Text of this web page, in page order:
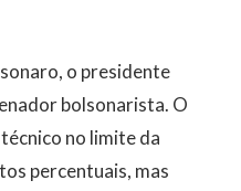
o presidente
bolsonarista. O
no limite da
percentuais, mas